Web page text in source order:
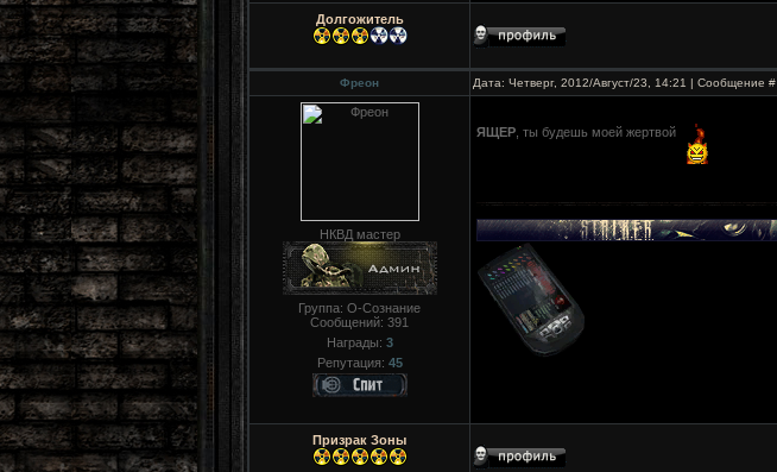
Долгожитель
Фреон Дата: Четверг, 2012/Август/23, 14:21 | Сообщение #
НКВД мастер
Группа: О-Сознание
Сообщений: 391
Награды: 3
Репутация: 45
ЯЩЕР , ты будешь моей жертвой
Призрак Зоны